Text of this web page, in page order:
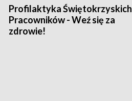
Profilaktyka Świętokrzyskich
Pracowników - Weź się za
zdrowie!